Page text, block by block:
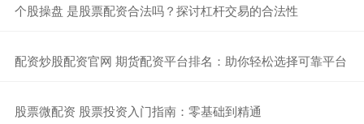
​个股操盘 是股票配资合法吗？探讨杠杆交易的合法性
​配资炒股配资官网 期货配资平台排名：助你轻松选择可靠平台
​股票微配资 股票投资入门指南：零基础到精通